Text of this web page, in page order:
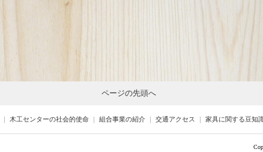
ページの先頭へ
｜ 木工センターの社会的使命 ｜ 組合事業の紹介 ｜ 交通アクセス ｜ 家具に関する豆知